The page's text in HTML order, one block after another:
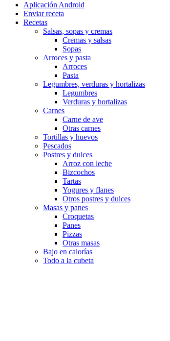
Aplicación Android
Enviar receta
Recetas
Salsas, sopas y cremas
Cremas y salsas
Sopas
Arroces y pasta
Arroces
Pasta
Legumbres, verduras y hortalizas
Legumbres
Verduras y hortalizas
Carnes
Carne de ave
Otras carnes
Tortillas y huevos
Pescados
Postres y dulces
Arroz con leche
Bizcochos
Tartas
Yogures y flanes
Otros postres y dulces
Masas y panes
Croquetas
Panes
Pizzas
Otras masas
Bajo en calorías
Todo a la cubeta